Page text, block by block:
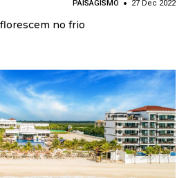
PAISAGISMO 27 Dec 2022
no frio